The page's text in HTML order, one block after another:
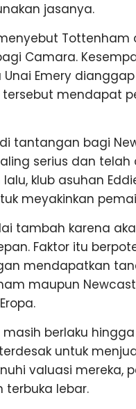
jasanya.
Tottenham
Camara.
Unai Emery
mendapat
tantangan bagi
serius dan
klub asuhan
meyakinkan
tambah karena
Faktor itu
mendapatkan
maupun
berlaku
untuk
valuasi mereka,
terbuka lebar.